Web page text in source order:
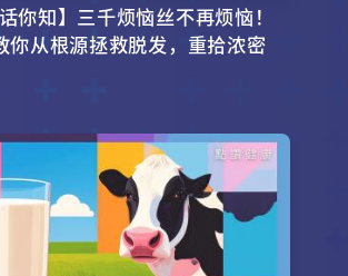
你知】三千烦恼丝不再烦恼！
从根源拯救脱发，重拾浓密